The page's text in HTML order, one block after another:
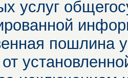
услуг
пошлина